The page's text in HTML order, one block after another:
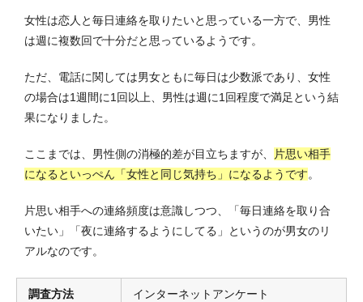
女性は恋人と毎日連絡を取りたいと思っている一方で、男性
は週に複数回で十分だと思っているようです。
ただ、電話に関しては男女ともに毎日は少数派であり、女性
の場合は1週間に1回以上、男性は週に1回程度で満足という結
果になりました。
ここまでは、男性側の消極的差が目立ちますが、
片思い相手
になるといっぺん「女性と同じ気持ち」になるようです。
片思い相手への連絡頻度は意識しつつ、「毎日連絡を取り合
いたい」「夜に連絡するようにしてる」というのが男女のリ
アルなのです。
調査方法 インターネットアンケート